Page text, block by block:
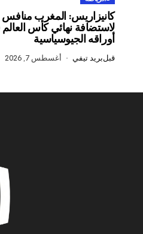
كانيزاريس: المغرب
أوراقه الجيوسياسية
قبلبريد تيفي أغسطس 7, 2026